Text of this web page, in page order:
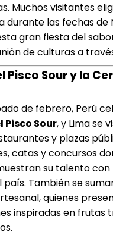
Muchos visitantes
durante las fechas
gran fiesta del
de culturas a
Pisco Sour y la
de febrero, Perú
Pisco Sour, y Lima se
y plazas
catas y concursos
su talento con
También se
quienes
inspiradas en frutas